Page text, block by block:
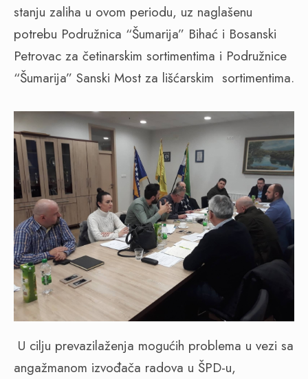
stanju zaliha u ovom periodu, uz naglašenu
potrebu Podružnica “Šumarija” Bihać i Bosanski
Petrovac za četinarskim sortimentima i Podružnice
“Šumarija” Sanski Most za lišćarskim sortimentima.
U cilju prevazilaženja mogućih problema u vezi sa
angažmanom izvođača radova u ŠPD-u,